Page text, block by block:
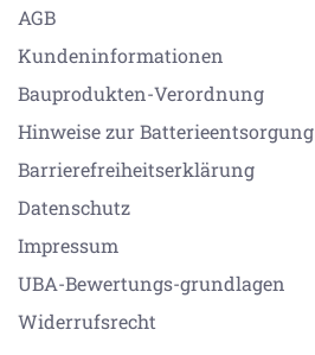
AGB
Kundeninformationen
Bauprodukten-Verordnung
Hinweise zur Batterieentsorgung
Barrierefreiheitserklärung
Datenschutz
Impressum
UBA-Bewertungs-grundlagen
Widerrufsrecht